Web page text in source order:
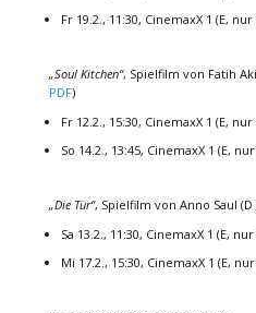
Fr 19.2., 11:30, CinemaxX 1 (E,
„Soul Kitchen“, Spielfilm von Fatih
PDF)
Fr 12.2., 15:30, CinemaxX 1 (E,
So 14.2., 13:45, CinemaxX 1 (E,
„Die Tür“, Spielfilm von Anno Saul (D
Sa 13.2., 11:30, CinemaxX 1 (E,
Mi 17.2., 15:30, CinemaxX 1 (E,